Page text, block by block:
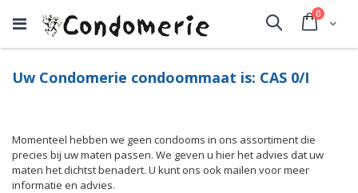
Cart
0
Search
Uw Condomerie condoommaat is: CAS 0/I
Momenteel hebben we geen condooms in ons assortiment die
precies bij uw maten passen. We geven u hier het advies dat uw
maten het dichtst benadert. U kunt ons ook mailen voor meer
informatie en advies.